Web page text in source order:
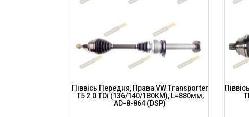
Піввісь Передня, Права VW Transporter
T5 2.0 TDi (136/140/180KM), L=880мм,
AD-8-864 (DSP)